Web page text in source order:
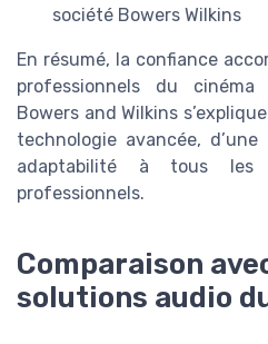
société Bowers Wilkins
En résumé, la confiance
professionnels du
Bowers and Wilkins
technologie avancée,
adaptabilité à tous les
professionnels.
Comparaison
solutions audio